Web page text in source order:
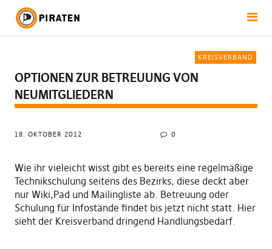
KREISVERBAND
OPTIONEN ZUR BETREUUNG VON
NEUMITGLIEDERN
18. OKTOBER 2012 0
Wie ihr vieleicht wisst gibt es bereits eine regelmäßige
Technikschulung seitens des Bezirks, diese deckt aber
nur Wiki,Pad und Mailingliste ab. Betreuung oder
Schulung für Infostände findet bis jetzt nicht statt. Hier
sieht der Kreisverband dringend Handlungsbedarf.